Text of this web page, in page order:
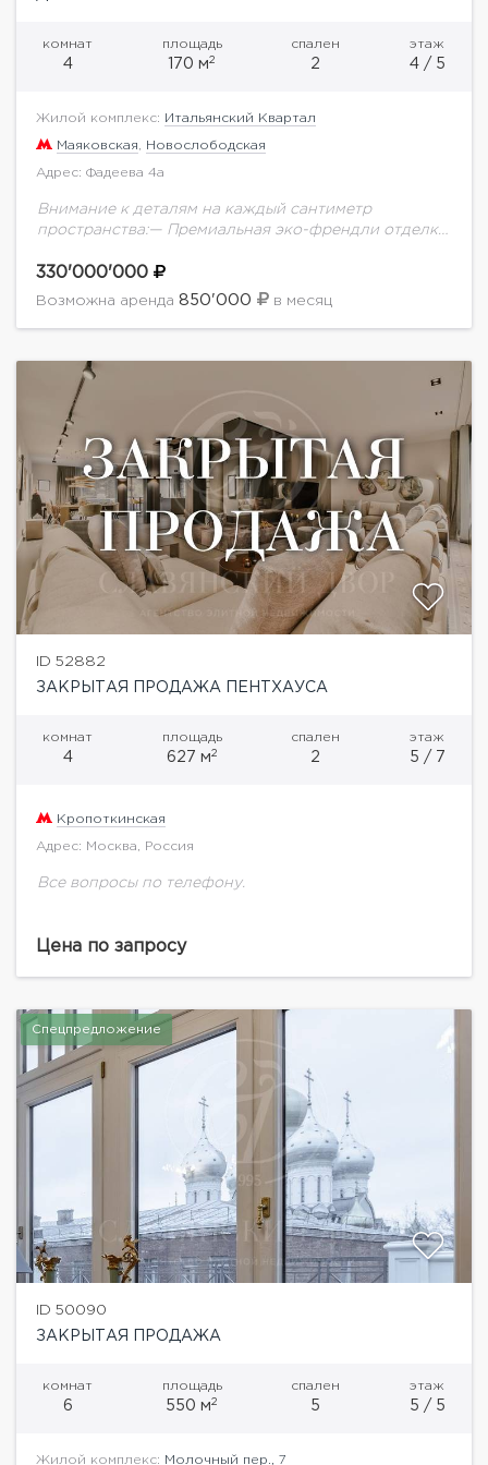
комнат
4
площадь
170 м2
спален
2
этаж
4 / 5
Жилой комплекс: Итальянский Квартал
Маяковская Новослободская
Адрес: Фадеева 4а
Внимание к деталям на каждый сантиметр
пространства:— Премиальная эко-френдли отделка
настоящего мха, слэба и настоящего древнего
аммонита.— Самая современная система умного
330'000'000
Возможна аренда 850'000 в месяц
ID 52882
ЗАКРЫТАЯ ПРОДАЖА ПЕНТХАУСА
комнат
4
площадь
627 м2
спален
2
этаж
5 / 7
Кропоткинская
Адрес: Москва, Россия
Все вопросы по телефону.
Цена по запросу
Спецпредложение
ID 50090
ЗАКРЫТАЯ ПРОДАЖА
комнат
6
площадь
550 м2
спален
5
этаж
5 / 5
Жилой комплекс: Молочный пер., 7